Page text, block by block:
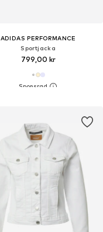
ADIDAS PERFORMANCE
Sportjacka
799,00 kr